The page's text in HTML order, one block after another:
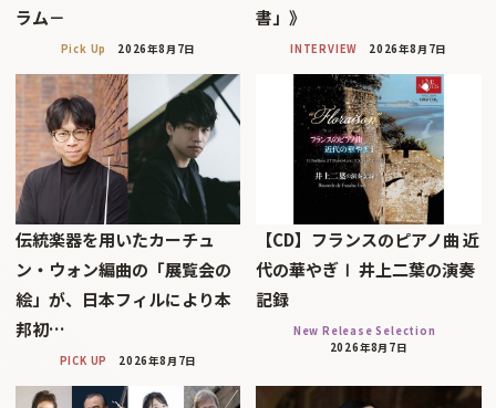
ラム－
Pick Up 2026年8月7日
書」》
INTERVIEW 2026年8月7日
伝統楽器を用いたカーチュ
ン・ウォン編曲の「展覧会の
絵」が、日本フィルにより本
邦初…
PICK UP 2026年8月7日
【CD】フランスのピアノ曲 近
代の華やぎⅠ 井上二葉の演奏
記録
New Release Selection
2026年8月7日